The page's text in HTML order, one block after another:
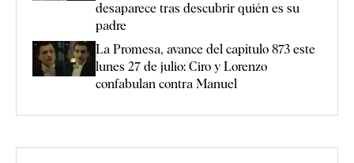
desaparece tras descubrir quién es su
padre
La Promesa, avance del capítulo 873 este
lunes 27 de julio: Ciro y Lorenzo
confabulan contra Manuel